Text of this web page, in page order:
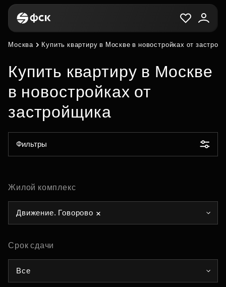
Москва Купить квартиру в Москве в новостройках от
Купить квартиру в Москве
в новостройках от
застройщика
Фильтры
Жилой комплекс
Движение. Говорово
Срок сдачи
Все